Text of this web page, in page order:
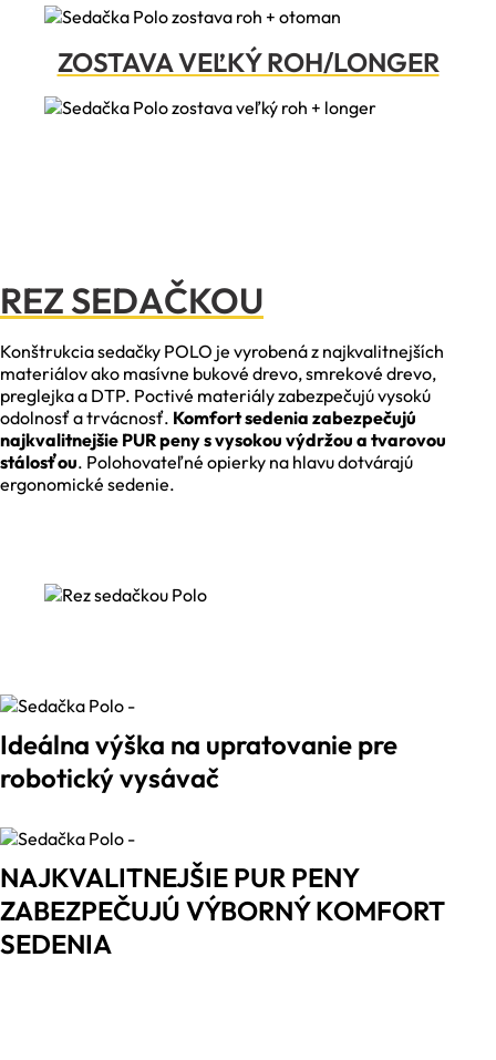
ZOSTAVA VEĽKÝ ROH/LONGER
REZ SEDAČKOU
Konštrukcia sedačky POLO je vyrobená z najkvalitnejších
materiálov ako masívne bukové drevo, smrekové drevo,
preglejka a DTP. Poctivé materiály zabezpečujú vysokú
odolnosť a trvácnosť. Komfort sedenia zabezpečujú
najkvalitnejšie PUR peny s vysokou výdržou a tvarovou
stálosťou. Polohovateľné opierky na hlavu dotvárajú
ergonomické sedenie.
Ideálna výška na upratovanie pre
robotický vysávač
NAJKVALITNEJŠIE PUR PENY
ZABEZPEČUJÚ VÝBORNÝ KOMFORT
SEDENIA